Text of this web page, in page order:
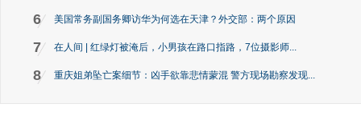
6 美国常务副国务卿访华为何选在天津？外交部：两个原因
7 在人间 | 红绿灯被淹后，小男孩在路口指路，7位摄影师...
8 重庆姐弟坠亡案细节：凶手欲靠悲情蒙混 警方现场勘察发现...